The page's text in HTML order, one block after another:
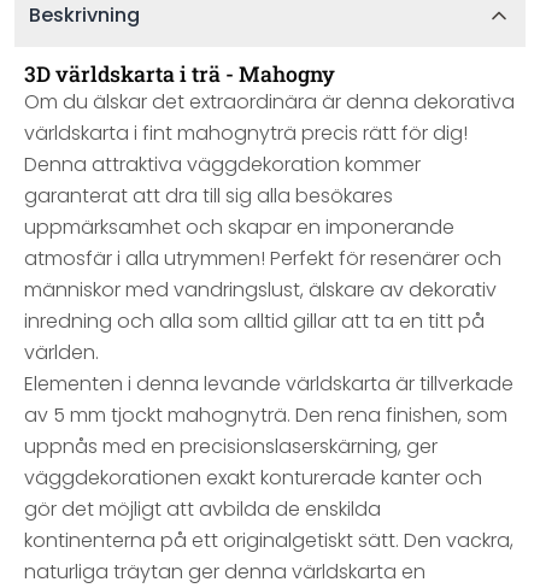
Beskrivning
3D världskarta i trä - Mahogny
Om du älskar det extraordinära är denna dekorativa
världskarta i fint mahognyträ precis rätt för dig!
Denna attraktiva väggdekoration kommer
garanterat att dra till sig alla besökares
uppmärksamhet och skapar en imponerande
atmosfär i alla utrymmen! Perfekt för resenärer och
människor med vandringslust, älskare av dekorativ
inredning och alla som alltid gillar att ta en titt på
världen.
Elementen i denna levande världskarta är tillverkade
av 5 mm tjockt mahognyträ. Den rena finishen, som
uppnås med en precisionslaserskärning, ger
väggdekorationen exakt konturerade kanter och
gör det möjligt att avbilda de enskilda
kontinenterna på ett originalgetiskt sätt. Den vackra,
naturliga träytan ger denna världskarta en